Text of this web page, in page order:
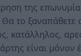
της
το ξαναπάθετε
κατάλληλος,
είναι μόνον